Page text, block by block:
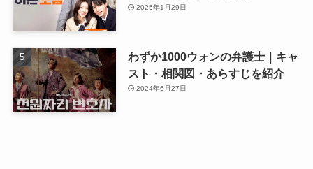
2025年1月29日
わずか1000ウォンの弁護士｜キャ
スト・相関図・あらすじを紹介
2024年6月27日